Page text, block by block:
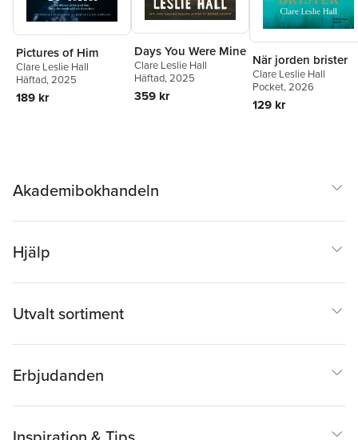
Pictures of Him
Clare Leslie Hall
Häftad, 2025
189 kr
Days You Were Mine
Clare Leslie Hall
Häftad, 2025
359 kr
När jorden brister
Clare Leslie Hall
Pocket, 2026
129 kr
Akademibokhandeln
Hjälp
Utvalt sortiment
Erbjudanden